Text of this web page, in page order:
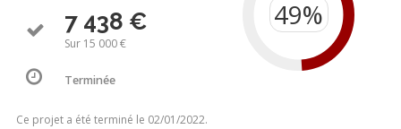
7 438 €
Sur 15 000 €
Terminée
Ce projet a été terminé le 02/01/2022.